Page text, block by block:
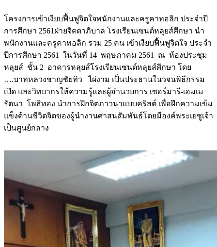
โครงการเข้าเงียบฟื้นฟูจิตใจพนักงานและครูคาทอลิก ประจำปี
การศึกษา 2561ฝ่ายจิตตาภิบาล โรงเรียนเซนต์หลุยส์ศึกษา นำ
พนักงานและครูคาทอลิก รวม 25 คน เข้าเงียบฟื้นฟูจิตใจ ประจำ
ปีการศึกษา 2561 ในวันที่ 14 พฤษภาคม 2561 ณ ห้องประชุม
หลุยส์ ชั้น 2 อาคารหลุยส์โรงเรียนเซนต์หลุยส์ศึกษา โดย
….บาทหลวงชาญชัยทิว ไผ่งาม เป็นประธานในวจนพิธีกรรม
เปิด และวิทยากรให้ความรู้และผู้อำนวยการ เซอร์มารี-เอมเม
รัตนา โพธิทอง นำการฝึกจิตภาวนาแบบคริสต์ เพื่อฝึกความเข้ม
แข็งด้านชีวิตจิตของผู้นำงานศาสนสัมพันธ์โดยมีองค์พระเยซูเจ้า
เป็นศูนย์กลาง